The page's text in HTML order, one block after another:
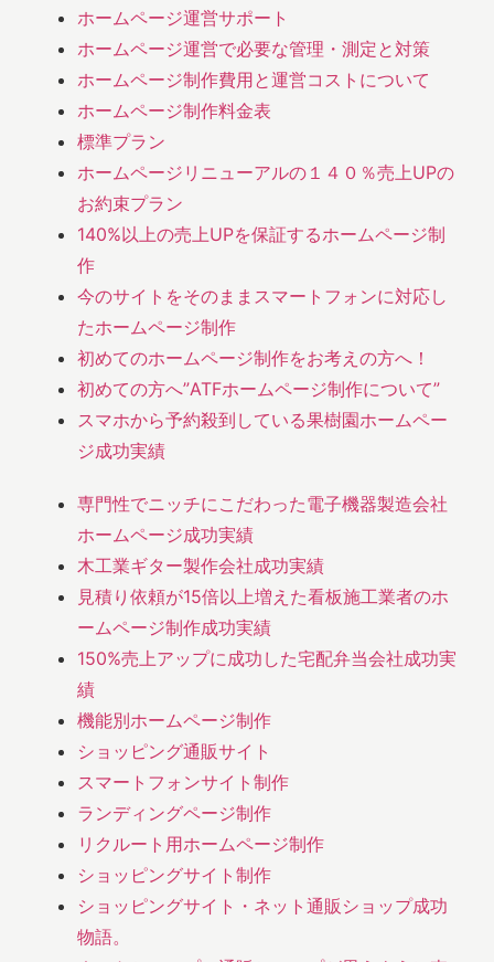
ホームページ運営サポート
ホームページ運営で必要な管理・測定と対策
ホームページ制作費用と運営コストについて
ホームページ制作料金表
標準プラン
ホームページリニューアルの１４０％売上UPの
お約束プラン
140%以上の売上UPを保証するホームページ制
作
今のサイトをそのままスマートフォンに対応し
たホームページ制作
初めてのホームページ制作をお考えの方へ！
初めての方へ”ATFホームページ制作について”
スマホから予約殺到している果樹園ホームペー
ジ成功実績
専門性でニッチにこだわった電子機器製造会社
ホームページ成功実績
木工業ギター製作会社成功実績
見積り依頼が15倍以上増えた看板施工業者のホ
ームページ制作成功実績
150%売上アップに成功した宅配弁当会社成功実
績
機能別ホームページ制作
ショッピング通販サイト
スマートフォンサイト制作
ランディングページ制作
リクルート用ホームページ制作
ショッピングサイト制作
ショッピングサイト・ネット通販ショップ成功
物語。